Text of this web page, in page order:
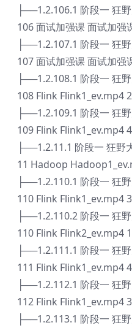
├──1.2.106.1 阶段一 狂
106 面试加强课 面试加强
├──1.2.107.1 阶段一 狂
107 面试加强课 面试加强
├──1.2.108.1 阶段一 狂
108 Flink Flink1_ev.mp4
├──1.2.109.1 阶段一 狂
109 Flink Flink1_ev.mp4
├──1.2.11.1 阶段一 狂野
11 Hadoop
├──1.2.110.1 阶段一 狂
110 Flink Flink1_ev.mp4
├──1.2.110.2 阶段一 狂
110 Flink Flink2_ev.mp4
├──1.2.111.1 阶段一 狂
111 Flink Flink1_ev.mp4
├──1.2.112.1 阶段一 狂
112 Flink Flink1_ev.mp4
├──1.2.113.1 阶段一 狂